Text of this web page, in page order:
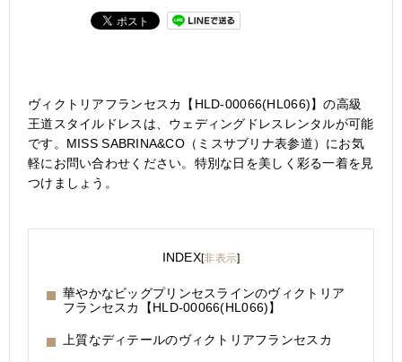
ヴィクトリアフランセスカ【HLD-00066(HL066)】の高級
王道スタイルドレスは、ウェディングドレスレンタルが可能
です。MISS SABRINA&CO（ミスサブリナ表参道）にお気
軽にお問い合わせください。特別な日を美しく彩る一着を見
つけましょう。
INDEX[非表示]
華やかなビッグプリンセスラインのヴィクトリア
フランセスカ【HLD-00066(HL066)】
上質なディテールのヴィクトリアフランセスカ